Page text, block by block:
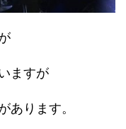
ますが
あります。